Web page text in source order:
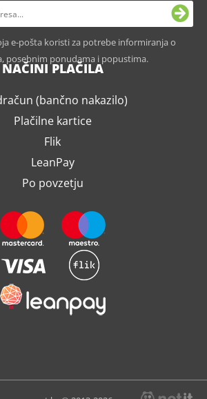
e-pošta koristi za potrebe informiranja o
posebnim ponudama i popustima.
NAČINI PLAČILA
(bančno nakazilo)
Plačilne kartice
Flik
LeanPay
Po povzetju